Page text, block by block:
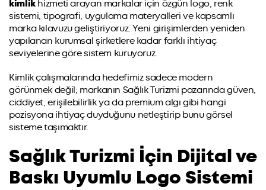
kimlikhizmeti arayan markalar için özgün logo, renk
sistemi, tipografi, uygulama materyalleri ve kapsamlı
marka kılavuzu geliştiriyoruz. Yeni girişimlerden yeniden
yapılanan kurumsal şirketlere kadar farklı ihtiyaç
seviyelerine göre sistem kuruyoruz.
Kimlik çalışmalarında hedefimiz sadece modern
görünmek değil; markanın Sağlık Turizmi pazarında güven,
ciddiyet, erişilebilirlik ya da premium algı gibi hangi
pozisyona ihtiyaç duyduğunu netleştirip bunu görsel
sisteme taşımaktır.
Sağlık Turizmi İçin Dijital ve
Baskı Uyumlu Logo Sistemi